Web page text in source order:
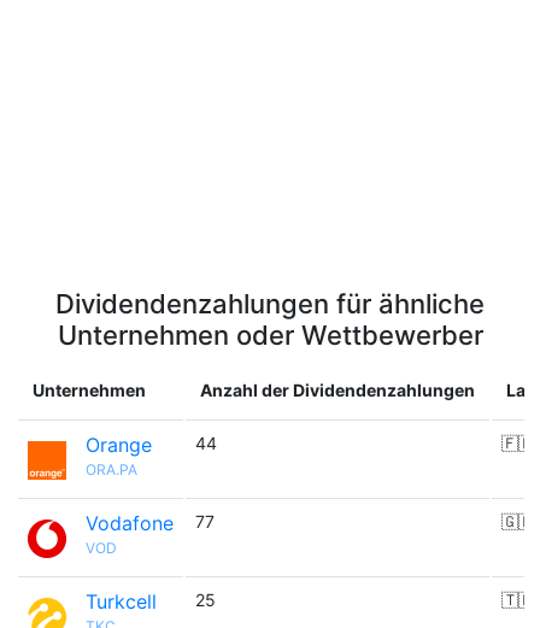
Dividendenzahlungen für ähnliche
Unternehmen oder Wettbewerber
Unternehmen Anzahl der Dividendenzahlungen
Orange
ORA.PA
44 🇫🇷
Vodafone
VOD
77 🇬🇧
Turkcell 25 🇹🇷